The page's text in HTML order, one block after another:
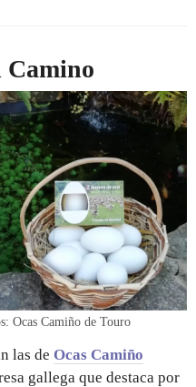
Camino
Ocas Camiño de Touro
las de Ocas Camiño
gallega que destaca por